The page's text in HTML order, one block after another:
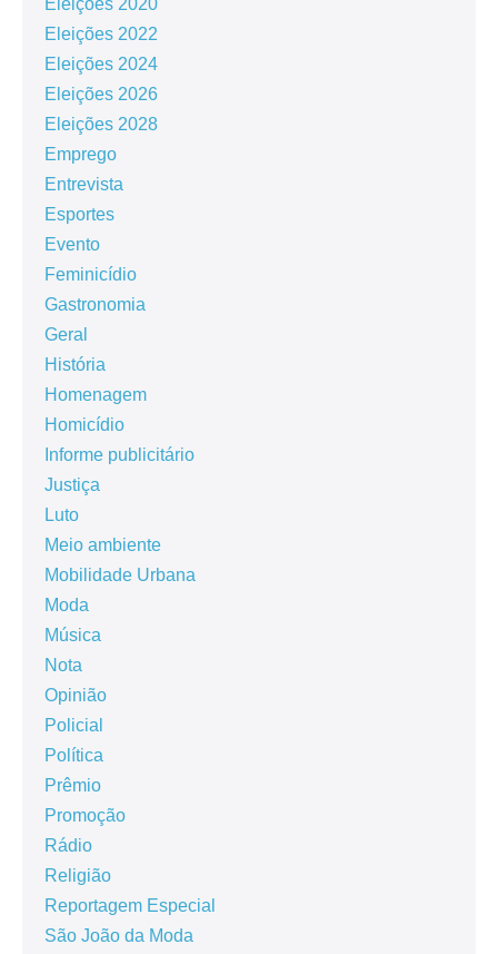
Eleições 2022
Eleições 2024
Eleições 2026
Eleições 2028
Emprego
Entrevista
Esportes
Evento
Feminicídio
Gastronomia
Geral
História
Homenagem
Homicídio
Informe publicitário
Justiça
Luto
Meio ambiente
Mobilidade Urbana
Moda
Música
Nota
Opinião
Policial
Política
Prêmio
Promoção
Rádio
Religião
Reportagem Especial
São João da Moda